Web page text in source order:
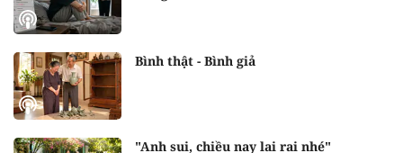
Bình thật - Bình giả
"Anh sui, chiều nay lai rai nhé"